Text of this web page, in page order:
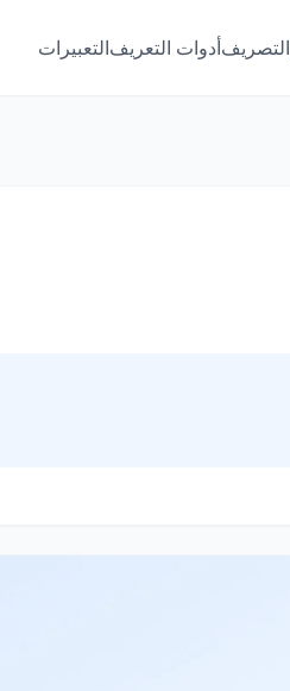
التصريفأدوات التعريفالتعبيرات